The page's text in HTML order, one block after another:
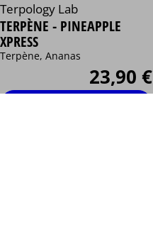
Terpology Lab
TERPÈNE - PINEAPPLE
XPRESS
Terpène, Ananas
23,90 €